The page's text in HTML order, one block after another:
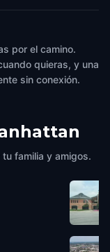
por el camino.
quieras, y una
sin conexión.
familia y amigos.